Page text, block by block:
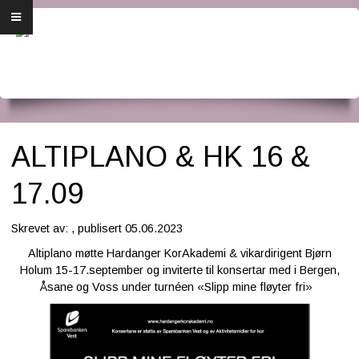
Forside
Dirigenten
Konsertplakat og program
For medlemmer
ALTIPLANO & HK 16 &
17.09
Skrevet av: , publisert 05.06.2023
Altiplano møtte Hardanger KorAkademi & vikardirigent Bjørn
Holum 15-17.september og inviterte til konsertar med i Bergen,
Åsane og Voss under turnéen «Slipp mine fløyter fri»